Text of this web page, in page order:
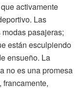
activamente
Las
pasajeras;
están esculpiendo
ensueño. La
no es una promesa